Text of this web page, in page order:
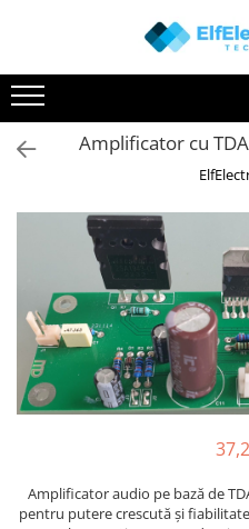
Toate Produsele
Audio
Auto
Instrumente de masura si
Multimetre Digitale
Scule Atelier
Surse de alimentare
Termometre
Testere
Osciloscoape
Osciloscoape B&K PRECISION
Amplificator cu
Amplificator audio pe bază de
pentru putere crescută și